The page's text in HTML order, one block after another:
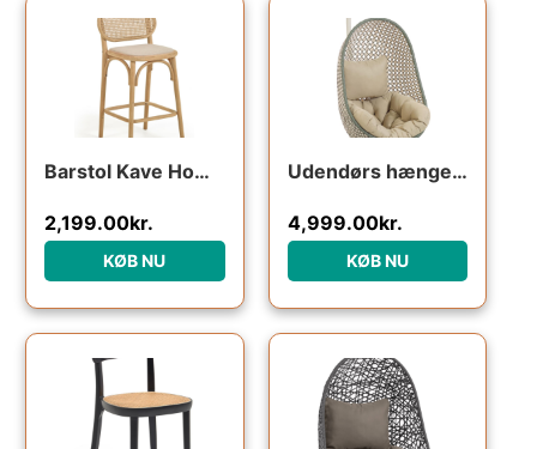
Barstol Kave Home Doriane i massivt egetræ og håndvævet rattan med vandafvisende linnedpolstring naturfarvet rustik stil
2,199.00kr.
KØB NU
Udendørs hængestol Kave Home Cira i håndflettet polyrattan med beige hynder og pulverlakeret stålstativ
4,999.00kr.
KØB NU